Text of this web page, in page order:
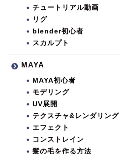
チュートリアル動画
リグ
blender初心者
スカルプト
MAYA
MAYA初心者
モデリング
UV展開
テクスチャ&レンダリング
エフェクト
コンストレイン
髪の毛を作る方法